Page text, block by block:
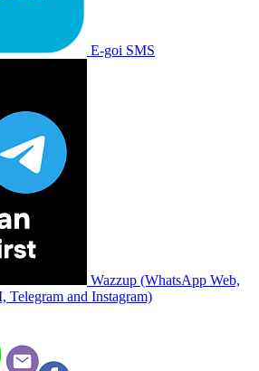
E-goi SMS
Wazzup (WhatsApp Web,
Telegram and Instagram)